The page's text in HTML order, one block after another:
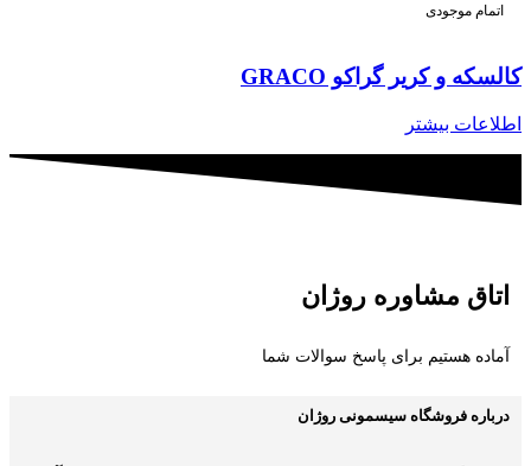
اتمام موجودی
کالسکه و کریر گراکو GRACO
اطلاعات بیشتر
اتاق مشاوره روژان
آماده هستیم برای پاسخ سوالات شما
درباره فروشگاه سیسمونی روژان